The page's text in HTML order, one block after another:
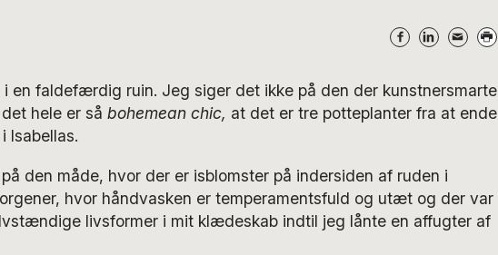
en faldefærdig ruin. Jeg siger det ikke på den der kunstnersmarte
hele er så bohemean chic, at det er tre potteplanter fra at ende
Isabellas.
den måde, hvor der er isblomster på indersiden af ruden i
hvor håndvasken er temperamentsfuld og utæt og der var
livsformer i mit klædeskab indtil jeg lånte en affugter af